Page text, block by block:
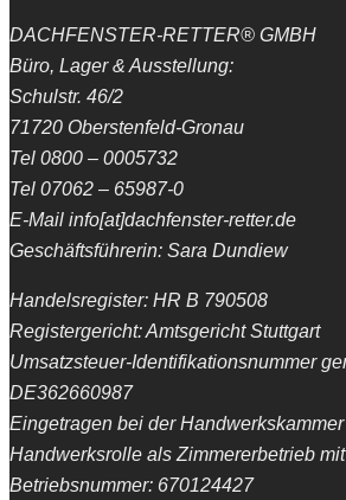
DACHFENSTER-RETTER® GMBH
Büro, Lager & Ausstellung:
Schulstr. 46/2
71720 Oberstenfeld-Gronau
Tel 0800 – 0005732
Tel 07062 – 65987-0
E-Mail info[at]dachfenster-retter.de
Geschäftsführerin: Sara Dundiew
Handelsregister: HR B 790508
Registergericht: Amtsgericht Stuttgart
Umsatzsteuer-Identifikationsnummer
DE362660987
Eingetragen bei der
Handwerksrolle als Zimmererbetrieb
Betriebsnummer: 670124427